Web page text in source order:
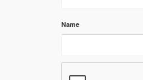
Name